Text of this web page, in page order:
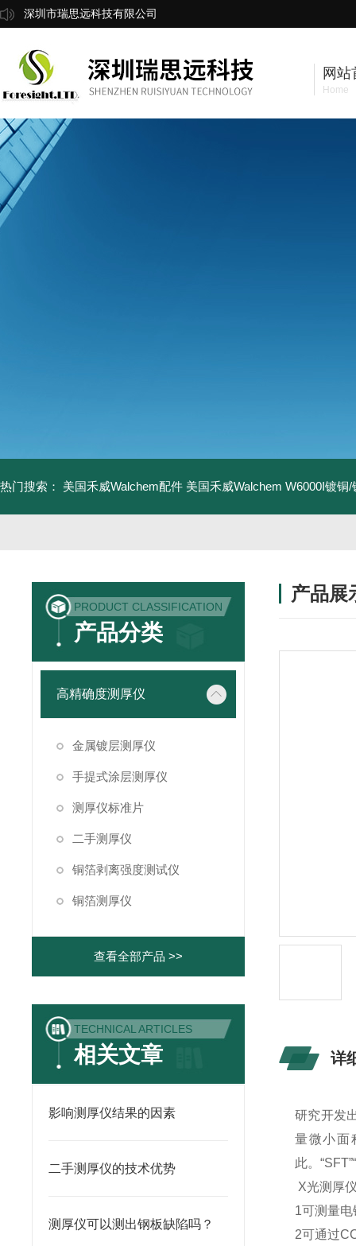
深圳市瑞思远科技有限公司
网站
Home
热门搜索： 美国禾威Walchem配件 美国禾威Walchem W6000I镀铜
PRODUCT CLASSIFICATION
产品分类
高精确度测厚仪
金属镀层测厚仪
手提式涂层测厚仪
测厚仪标准片
二手测厚仪
铜箔剥离强度测试仪
铜箔测厚仪
查看全部产品 >>
TECHNICAL ARTICLES
相关文章
影响测厚仪结果的因素
二手测厚仪的技术优势
测厚仪可以测出钢板缺陷吗？
产品展
详
研究开发
量微小面
此。
X光测厚
1可测量
2可通过